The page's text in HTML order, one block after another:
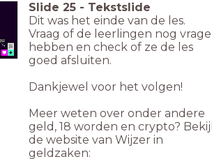
Slide 25 - Tekstslide
Dit was het einde van de les.
Vraag of de leerlingen nog
hebben en check of ze de les
goed afsluiten.
Dankjewel voor het volgen!
Meer weten over onder andere
geld, 18 worden en crypto?
de website van Wijzer in
geldzaken: